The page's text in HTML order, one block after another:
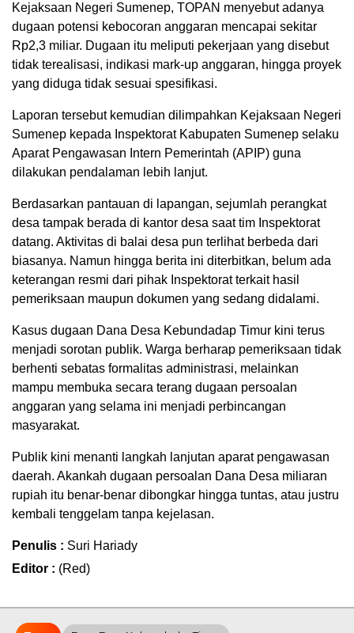
Kejaksaan Negeri Sumenep, TOPAN menyebut adanya
dugaan potensi kebocoran anggaran mencapai sekitar
Rp2,3 miliar. Dugaan itu meliputi pekerjaan yang disebut
tidak terealisasi, indikasi mark-up anggaran, hingga proyek
yang diduga tidak sesuai spesifikasi.
Laporan tersebut kemudian dilimpahkan Kejaksaan Negeri
Sumenep kepada Inspektorat Kabupaten Sumenep selaku
Aparat Pengawasan Intern Pemerintah (APIP) guna
dilakukan pendalaman lebih lanjut.
Berdasarkan pantauan di lapangan, sejumlah perangkat
desa tampak berada di kantor desa saat tim Inspektorat
datang. Aktivitas di balai desa pun terlihat berbeda dari
biasanya. Namun hingga berita ini diterbitkan, belum ada
keterangan resmi dari pihak Inspektorat terkait hasil
pemeriksaan maupun dokumen yang sedang didalami.
Kasus dugaan Dana Desa Kebundadap Timur kini terus
menjadi sorotan publik. Warga berharap pemeriksaan tidak
berhenti sebatas formalitas administrasi, melainkan
mampu membuka secara terang dugaan persoalan
anggaran yang selama ini menjadi perbincangan
masyarakat.
Publik kini menanti langkah lanjutan aparat pengawasan
daerah. Akankah dugaan persoalan Dana Desa miliaran
rupiah itu benar-benar dibongkar hingga tuntas, atau justru
kembali tenggelam tanpa kejelasan.
Penulis : Suri Hariady
Editor : (Red)